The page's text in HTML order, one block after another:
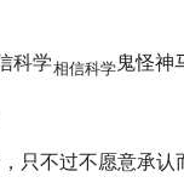
科学相信科学鬼怪神
只不过不愿意承认